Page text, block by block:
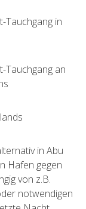
Tauchgang in
Tauchgang an
in Abu
Hafen gegen
von z.B.
notwendigen